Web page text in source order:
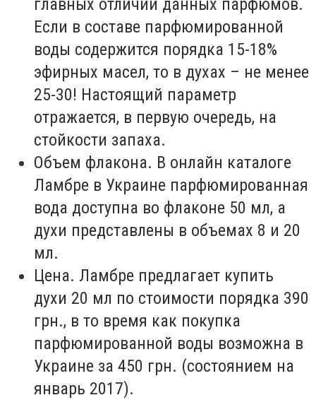
главных отличий данных парфюмов.
Если в составе парфюмированной
воды содержится порядка 15-18%
эфирных масел, то в духах – не менее
25-30! Настоящий параметр
отражается, в первую очередь, на
стойкости запаха.
Объем флакона. В онлайн каталоге
Ламбре в Украине парфюмированная
вода доступна во флаконе 50 мл, а
духи представлены в объемах 8 и 20
мл.
Цена. Ламбре предлагает купить
духи 20 мл по стоимости порядка 390
грн., в то время как покупка
парфюмированной воды возможна в
Украине за 450 грн. (состоянием на
январь 2017).